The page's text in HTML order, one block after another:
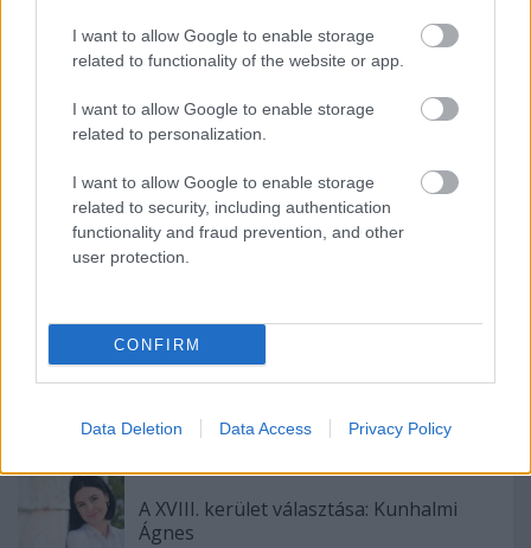
I want to allow Google to enable storage
related to functionality of the website or app.
I want to allow Google to enable storage
related to personalization.
I want to allow Google to enable storage
related to security, including authentication
functionality and fraud prevention, and other
user protection.
CONFIRM
Data Deletion Data Access Privacy Policy
Címkék:bűncselekmény lakatos lakótelep Fidesz
Pestlőrinc
Pesti Imre Kádár Tibor lipták telep
Ajánlott bejegyzések:
Pazarlást követel a Fidesz
Köddé vált a több mint ötvenmillió forint
A XVIII. kerület választása: Kunhalmi
Ágnes